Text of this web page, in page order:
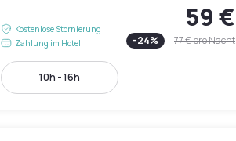
Kostenlose Stornierung
Zahlung im Hotel
59 €
-24% 77 €pro Nacht
10h - 16h